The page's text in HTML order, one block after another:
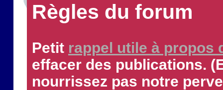
Règles du forum
Petit rappel utile à propos
effacer des publications.
nourrissez pas notre